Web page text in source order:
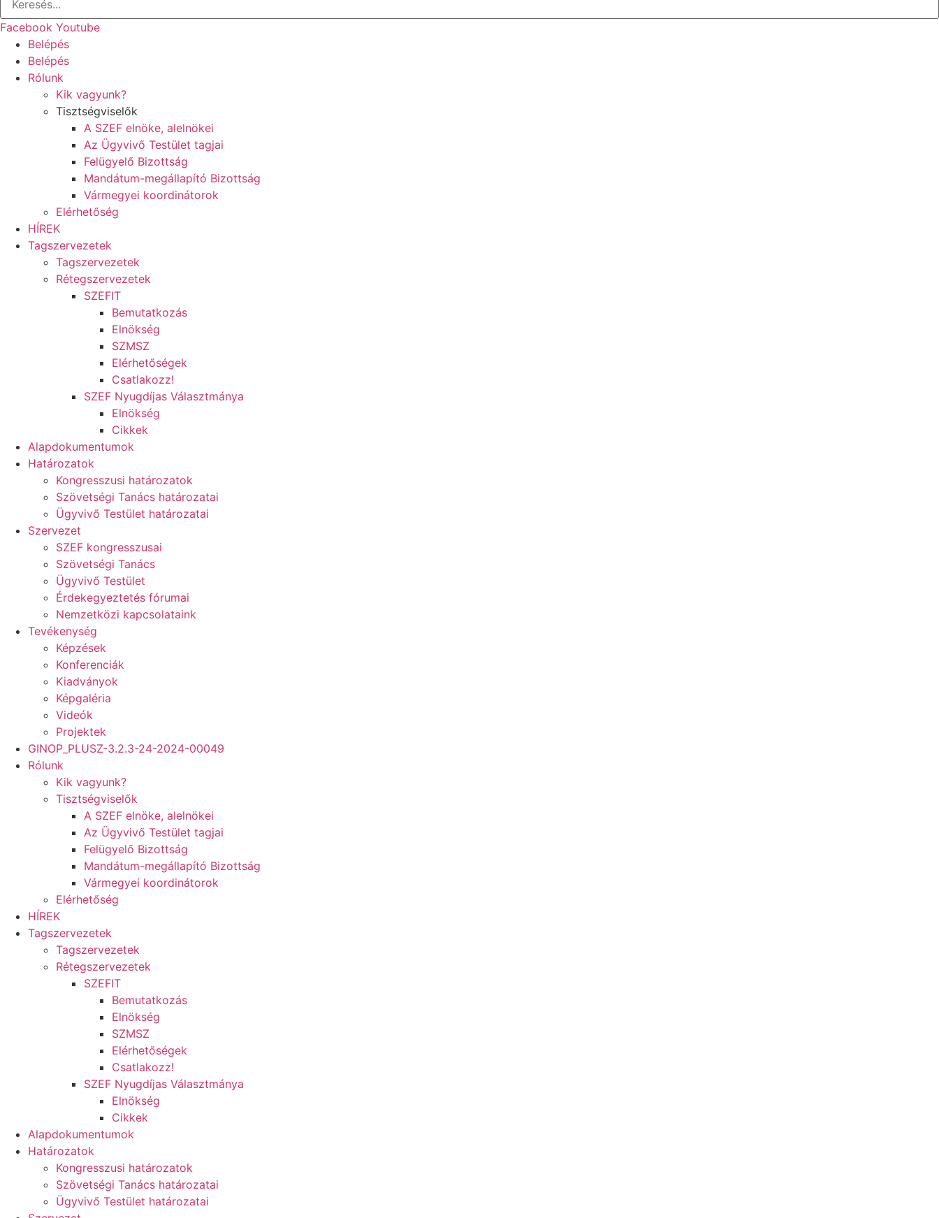
Facebook Youtube
Belépés
Belépés
Rólunk
Kik vagyunk?
Tisztségviselők
A SZEF elnöke, alelnökei
Az Ügyvivő Testület tagjai
Felügyelő Bizottság
Mandátum-megállapító Bizottság
Vármegyei koordinátorok
Elérhetőség
HÍREK
Tagszervezetek
Tagszervezetek
Rétegszervezetek
SZEFIT
Bemutatkozás
Elnökség
SZMSZ
Elérhetőségek
Csatlakozz!
SZEF Nyugdíjas Választmánya
Elnökség
Cikkek
Alapdokumentumok
Határozatok
Kongresszusi határozatok
Szövetségi Tanács határozatai
Ügyvivő Testület határozatai
Szervezet
SZEF kongresszusai
Szövetségi Tanács
Ügyvivő Testület
Érdekegyeztetés fórumai
Nemzetközi kapcsolataink
Tevékenység
Képzések
Konferenciák
Kiadványok
Képgaléria
Videók
Projektek
GINOP_PLUSZ-3.2.3-24-2024-00049
Rólunk
Kik vagyunk?
Tisztségviselők
A SZEF elnöke, alelnökei
Az Ügyvivő Testület tagjai
Felügyelő Bizottság
Mandátum-megállapító Bizottság
Vármegyei koordinátorok
Elérhetőség
HÍREK
Tagszervezetek
Tagszervezetek
Rétegszervezetek
SZEFIT
Bemutatkozás
Elnökség
SZMSZ
Elérhetőségek
Csatlakozz!
SZEF Nyugdíjas Választmánya
Elnökség
Cikkek
Alapdokumentumok
Határozatok
Kongresszusi határozatok
Szövetségi Tanács határozatai
Ügyvivő Testület határozatai